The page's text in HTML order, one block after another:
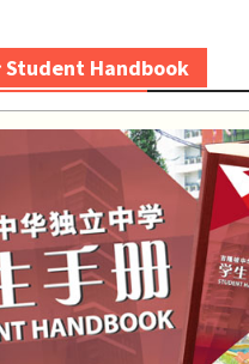
Student Handbook